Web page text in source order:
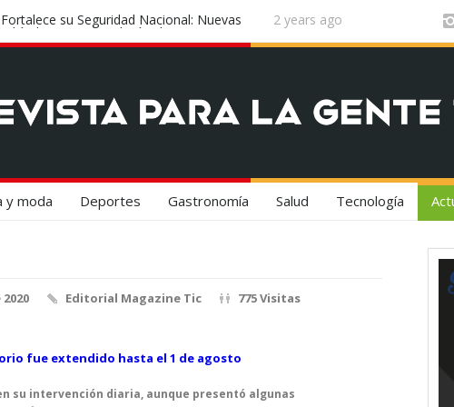
su Seguridad Nacional: Nuevas
con Tecnología China y Rusa
Badalona se convierte en el
2 years ago
y moda Deportes Gastronomía Salud Tecnología
Editorial Magazine Tic
775 Visitas
su intervención diaria, aunque presentó algunas